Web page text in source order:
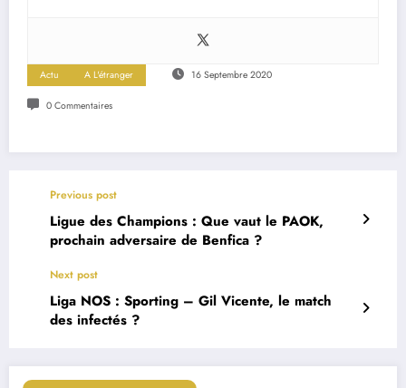
Actu A L'étranger 16 Septembre 2020
0 Commentaires
Previous post
Ligue des Champions : Que vaut le PAOK,
prochain adversaire de Benfica ?
Next post
Liga NOS : Sporting – Gil Vicente, le match
des infectés ?